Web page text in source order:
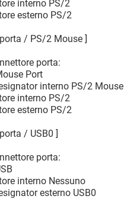
interno PS/2
esterno PS/2
/ PS/2 Mouse ]
porta:
Port
interno PS/2 Mouse
interno PS/2
esterno PS/2
/ USB0 ]
porta:
interno Nessuno
esterno USB0